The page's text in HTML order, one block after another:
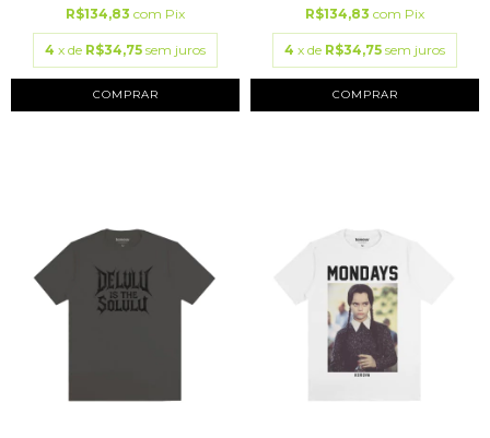
R$134,83 com Pix
4 x de R$34,75 sem juros
COMPRAR
R$134,83 com Pix
4 x de R$34,75 sem juros
COMPRAR